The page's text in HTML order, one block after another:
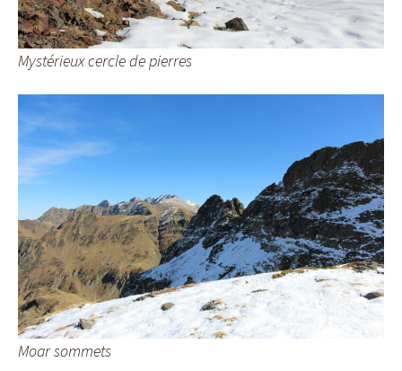
Mystérieux cercle de pierres
Moar sommets